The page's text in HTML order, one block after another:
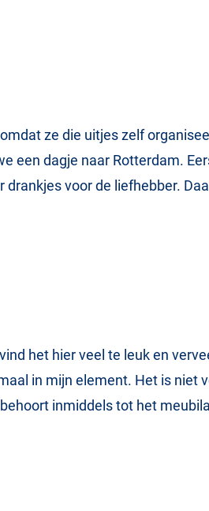
ze die uitjes zelf
een dagje naar Rotterdam.
voor de liefhebber.
het hier veel te leuk en
in mijn element. Het is niet
inmiddels tot het